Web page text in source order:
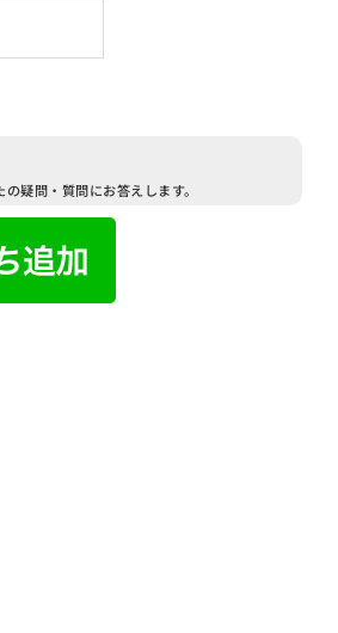
疑問・質問にお答えします。